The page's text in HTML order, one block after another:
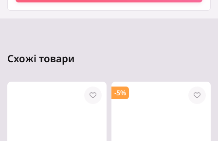
Швидкість читання:
Напрацювання на відмову:
1.75 млн. годин
(Збірка) Споживча потужність:
Схожі товари
-5%